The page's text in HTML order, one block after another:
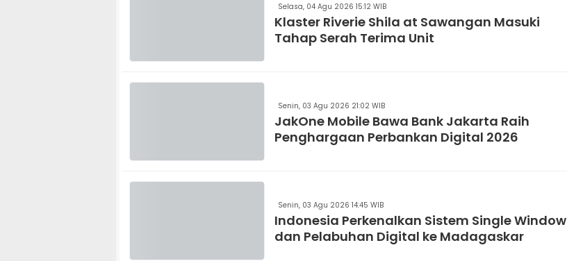
Selasa, 04 Agu 2026 15:12 WIB
Klaster Riverie Shila at Sawangan Masuki
Tahap Serah Terima Unit
Senin, 03 Agu 2026 21:02 WIB
JakOne Mobile Bawa Bank Jakarta Raih
Penghargaan Perbankan Digital 2026
Senin, 03 Agu 2026 14:45 WIB
Indonesia Perkenalkan Sistem Single Window
dan Pelabuhan Digital ke Madagaskar